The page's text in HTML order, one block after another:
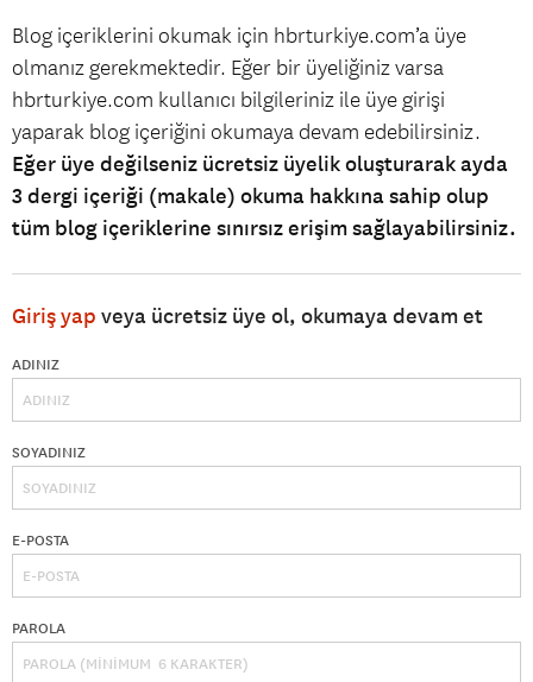
Blog içeriklerini okumak için hbrturkiye.com’a üye
olmanız gerekmektedir. Eğer bir üyeliğiniz varsa
hbrturkiye.com kullanıcı bilgileriniz ile üye girişi
yaparak blog içeriğini okumaya devam edebilirsiniz.
Eğer üye değilseniz ücretsiz üyelik oluşturarak ayda
3 dergi içeriği (makale) okuma hakkına sahip olup
tüm blog içeriklerine sınırsız erişim sağlayabilirsiniz.
Giriş yap veya ücretsiz üye ol, okumaya devam et
ADINIZ
SOYADINIZ
E-POSTA
PAROLA